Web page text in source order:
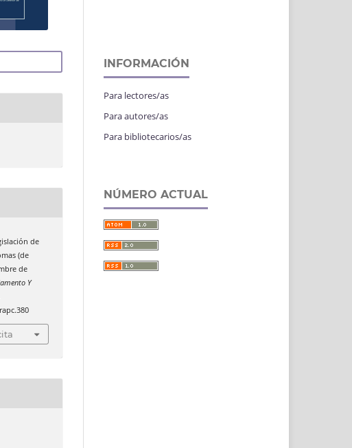
de
(de
de
Y
INFORMACIÓN
Para lectores/as
Para autores/as
Para bibliotecarios/as
NÚMERO ACTUAL